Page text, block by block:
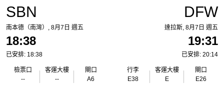
SBN
南本德（南灣）, 8月7日 週五
18:38
已安排: 18:38
檢票口
--
客運大樓
--
閘口
A6
DFW
達拉斯, 8月7日 週五
19:31
已安排: 20:14
行李
E38
客運大樓
E
閘口
E26